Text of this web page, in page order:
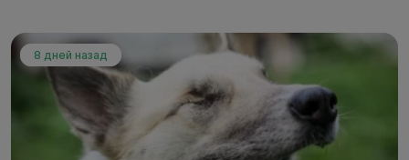
8 дней назад